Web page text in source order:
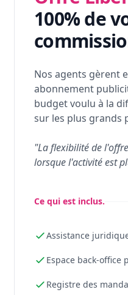
100% de
Nos agents gèrent
abonnement
budget voulu à la
sur les plus grands
"La flexibilité de
lorsque l'activité est
Ce qui est inclus.
Assistance
Espace back-office
Registre des